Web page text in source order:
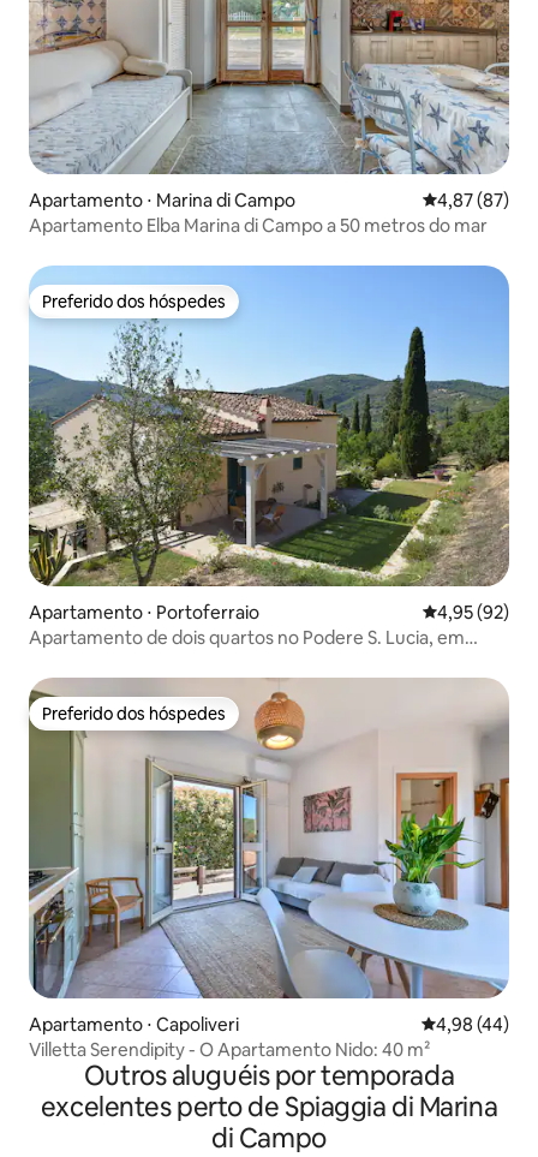
Apartamento ⋅ Marina di Campo 4,87 de uma
4,87 (87)
Apartamento Elba Marina di Campo a 50 metros do mar
Preferido dos hóspedes
Preferido dos hóspedes
Apartamento ⋅ Portoferraio 4,95 de uma
4,95 (92)
Apartamento de dois quartos no Podere S. Lucia, em
Preferido dos hóspedes
Preferido dos hóspedes
Apartamento ⋅ Capoliveri 4,98 de uma
4,98 (44)
Villetta Serendipity - O Apartamento Nido: 40 m²
Outros aluguéis por temporada
excelentes perto de Spiaggia di Marina
di Campo